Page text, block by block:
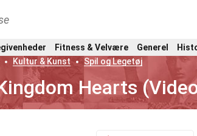
Fitness & Velvære Generel
Kultur & Kunst Spil og Legetøj
Hearts